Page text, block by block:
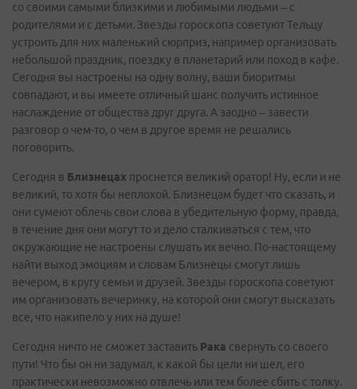
со своими самыми близкими и любимыми людьми – с
родителями и с детьми. Звезды гороскопа советуют Тельцу
устроить для них маленький сюрприз, например организовать
небольшой праздник, поездку в планетарий или поход в кафе.
Сегодня вы настроены на одну волну, ваши биоритмы
совпадают, и вы имеете отличный шанс получить истинное
наслаждение от общества друг друга. А заодно – завести
разговор о чем-то, о чем в другое время не решались
поговорить.
Сегодня в Близнецах проснется великий оратор! Ну, если и не
великий, то хотя бы неплохой. Близнецам будет что сказать, и
они сумеют облечь свои слова в убедительную форму, правда,
в течение дня они могут то и дело сталкиваться с тем, что
окружающие не настроены слушать их вечно. По-настоящему
найти выход эмоциям и словам Близнецы смогут лишь
вечером, в кругу семьи и друзей. Звезды гороскопа советуют
им организовать вечеринку, на которой они смогут высказать
все, что накипело у них на душе!
Сегодня ничто не сможет заставить Рака свернуть со своего
пути! Что бы он ни задумал, к какой бы цели ни шел, его
практически невозможно отвлечь или тем более сбить с толку.